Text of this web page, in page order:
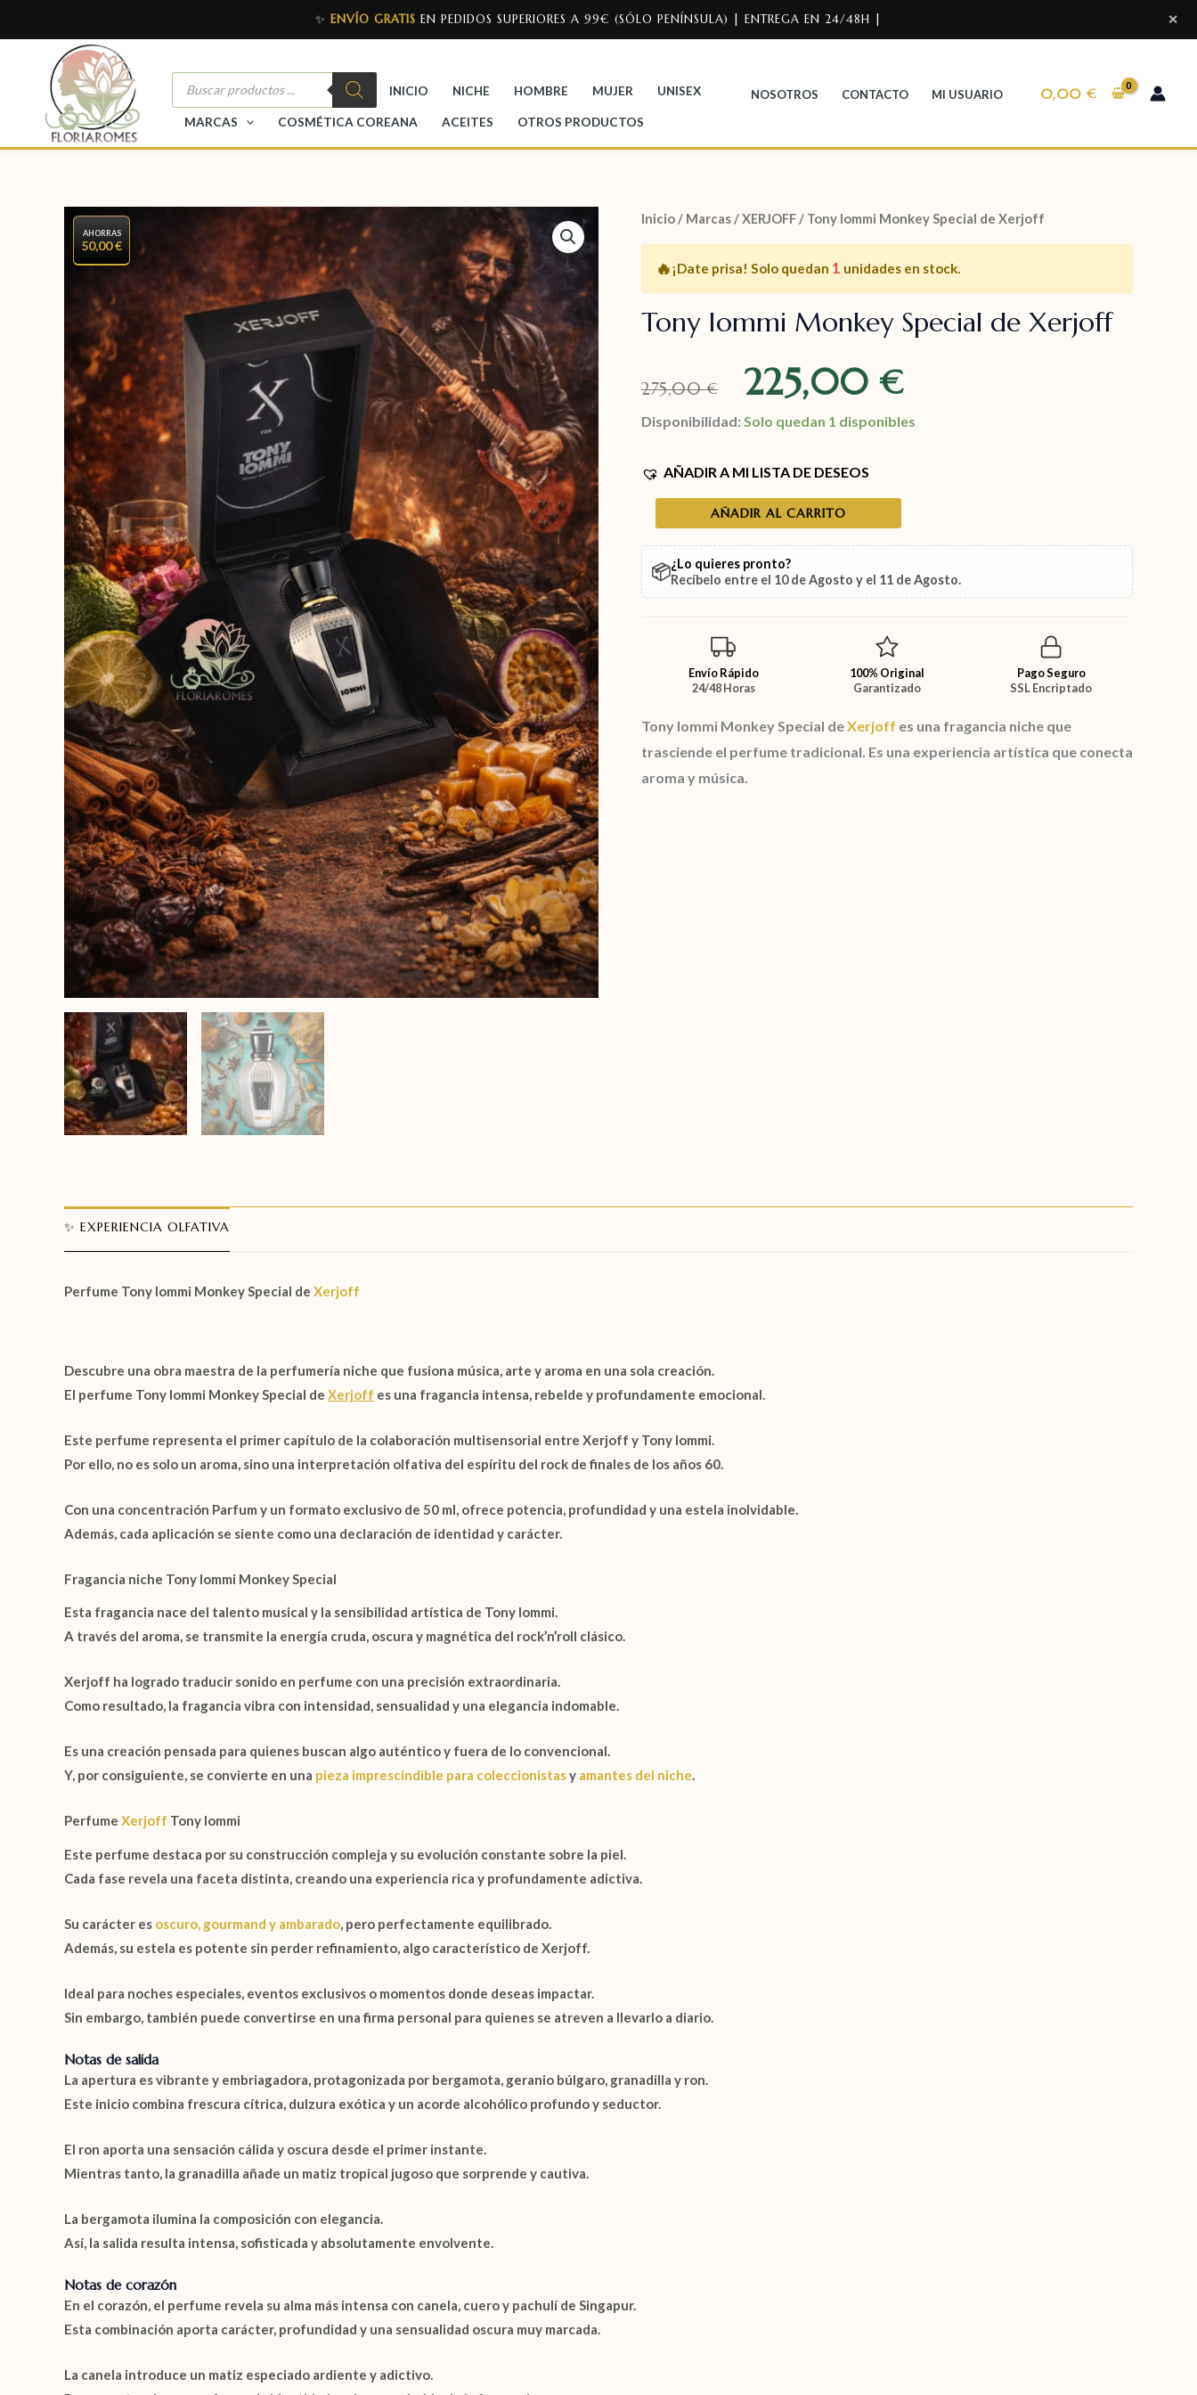
✨ ENVÍO GRATIS EN PEDIDOS SUPERIORES A 99€ (SÓLO PENÍNSULA) | ENTREGA EN 24/48H | ✕
INICIO NICHE HOMBRE MUJER UNISEX
MARCAS COSMÉTICA COREANA ACEITES OTROS PRODUCTOS
NOSOTROS CONTACTO MI USUARIO 0,00€
AHORRAS
50,00 €
Inicio/ Marcas/XERJOFF/ Tony Iommi Monkey Special de Xerjoff
🔥¡Date prisa! Solo quedan 1 unidades en stock.
Tony Iommi Monkey Special de Xerjoff
275,00€ 225,00€
Disponibilidad: Solo quedan 1 disponibles
AÑADIR A MI LISTA DE DESEOS
AÑADIR AL CARRITO
📦¿Lo quieres pronto?
Recíbelo entre el 10 de Agosto y el 11 de Agosto.
Envío Rápido
24/48 Horas
100% Original
Garantizado
Pago Seguro
SSL Encriptado
Tony Iommi Monkey Special deXerjoff es una fragancia niche que
trasciende el perfume tradicional. Es una experiencia artística que conecta
aroma y música.
✨ EXPERIENCIA OLFATIVA
Perfume Tony Iommi Monkey Special de Xerjoff
Descubre una obra maestra de la perfumería niche que fusiona música, arte y aroma en una sola creación.
El perfume Tony Iommi Monkey Special de Xerjoff es una fragancia intensa, rebelde y profundamente emocional.
Este perfume representa el primer capítulo de la colaboración multisensorial entre Xerjoff y Tony Iommi
Por ello, no es solo un aroma, sino una interpretación olfativa del espíritu del rock de finales de los años 60.
Con una concentración Parfum y un formato exclusivo de 50 ml , ofrece potencia, profundidad y una estela inolvidable.
Además, cada aplicación se siente como una declaración de identidad y carácter.
Fragancia niche Tony Iommi Monkey Special
Esta fragancia nace del talento musical y la sensibilidad artística de Tony Iommi.
A través del aroma, se transmite la energía cruda, oscura y magnética del rock’n’roll clásico.
Xerjoff ha logrado traducir sonido en perfume con una precisión extraordinaria.
Como resultado, la fragancia vibra con intensidad, sensualidad y una elegancia indomable.
Es una creación pensada para quienes buscan algo auténtico y fuera de lo convencional.
Y, por consiguiente, se convierte en una pieza imprescindible para coleccionistasy amantes del niche.
Perfume Xerjoff Tony Iommi
Este perfume destaca por su construcción compleja y su evolución constante sobre la piel.
Cada fase revela una faceta distinta, creando una experiencia rica y profundamente adictiva.
Su carácter es oscuro, gourmand y ambarado , pero perfectamente equilibrado.
Además, su estela es potente sin perder refinamiento, algo característico de Xerjoff
Ideal para noches especiales, eventos exclusivos o momentos donde deseas impactar.
Sin embargo, también puede convertirse en una firma personal para quienes se atreven a llevarlo a diario.
Notas de salida
La apertura es vibrante y embriagadora, protagonizada por bergamota geranio búlgaro granadilla y ron
Este inicio combina frescura cítrica, dulzura exótica y un acorde alcohólico profundo y seductor.
El ron aporta una sensación cálida y oscura desde el primer instante.
Mientras tanto, la granadilla añade un matiz tropical jugoso que sorprende y cautiva.
La bergamota ilumina la composición con elegancia.
Así, la salida resulta intensa, sofisticada y absolutamente envolvente.
Notas de corazón
En el corazón, el perfume revela su alma más intensa con canela cueroy pachulí de Singapur.
Esta combinación aporta carácter, profundidad y una sensualidad oscura muy marcada.
La canela introduce un matiz especiado ardiente y adictivo.